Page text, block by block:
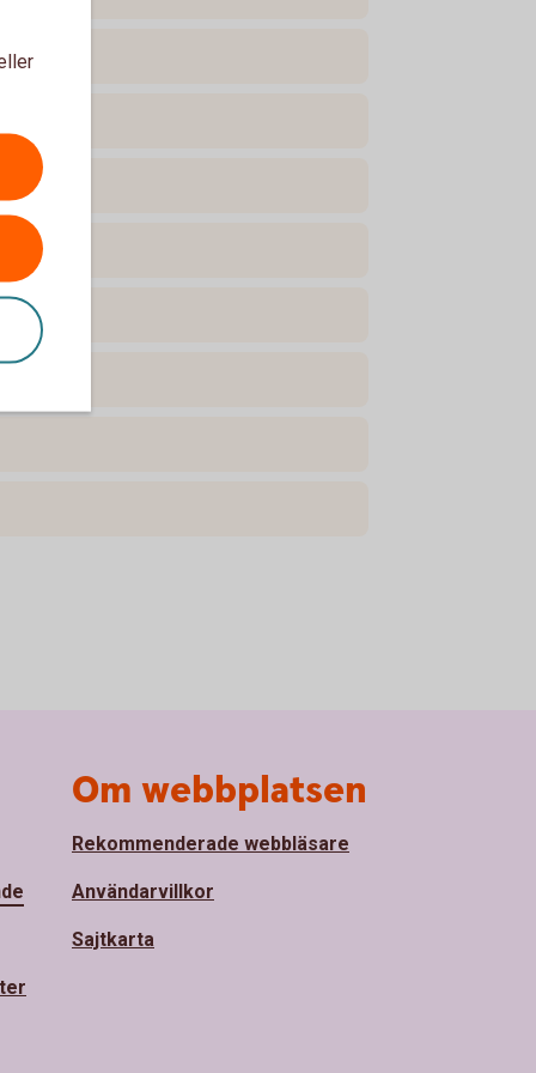
Om webbplatsen
Rekommenderade webbläsare
Användarvillkor
Sajtkarta